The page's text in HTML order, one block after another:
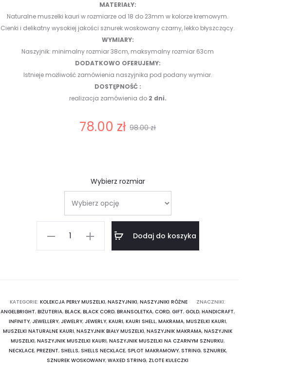
MATERIAŁY:
Naturalne muszelki kauri w rozmiarze od 18 do 23mm w kolorze kremowym.
Cienki i delikatny wysokiej jakości sznurek woskowany czarny, lekko błyszczący.
WYMIARY:
Naszyjnik: minimalny rozmiar 38cm, maksymalny rozmiar 63cm
DODATKOWO OFERUJEMY:
Istnieje możliwość zamówienia naszyjnika pod podany wymiar.
DOSTĘPNOŚĆ :
realizacja zamówienia do 2 dni.
98.00zł
Pierwotna
wynosiła:
98.00 zł.
78.00 zł
Aktualna
78.00 zł.
Wybierz rozmiar
czarny
sznurek
Dodaj do koszyka
KATEGORIE:KOLEKCJA PERŁY MUSZELKI,NASZYJNIKI,NASZYJNIKI RÓŻNE
ZNACZNIKI:
ANGELBRIGHT,BIŻUTERIA,BLACK,BLACK CORD,BRANSOLETKA,CORD,GIFT,GOLD,HANDICRAFT,
INFINITY, JEWELLERY, JEWELRY, JEWERLY, KAURI, KAURI SHELL, MAKRAMA, MUSZELKI KAURI,
MUSZELKI NATURALNE KAURI,NASZYJNIK BIAŁY MUSZELKI,NASZYJNIK MAKRAMA,NASZYJNIK
MUSZELKI,NASZYJNIK MUSZELKI KAURI,NASZYJNIK MUSZELKI NA CZARNYM SZNURKU,
NECKLACE, PREZENT, SHELLS, SHELLS NECKLACE, SPLOT MAKRAMOWY, STRING, SZNUREK,
SZNUREK WOSKOWANY,WAXED STRING, ZLOTE KULECZKI